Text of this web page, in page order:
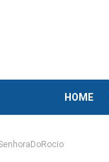
HOME